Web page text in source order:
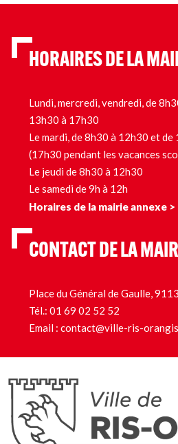
HORAIRES DE LA
Lundi, mercredi, vendredi, de
13h30 à 17h30
Le mardi, de 8h30 à 12h30 et de
(17h30 pendant les vacances
Le jeudi de 8h30 à 12h30
Le samedi de 9h à 12h
Horaires de la mairie annexe >
CONTACT DE LA
Place du Général de Gaulle,
Tél.: 01 69 02 52 52
Email : contact@ville-ris-